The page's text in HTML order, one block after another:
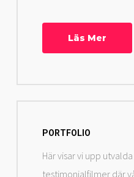
Läs Mer
PORTFOLIO
Här visar vi upp
testimonialfilmer där